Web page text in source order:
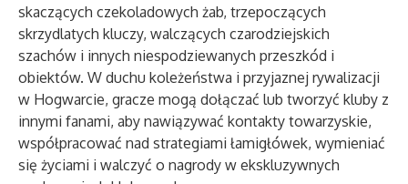
skaczących czekoladowych żab, trzepoczących
skrzydlatych kluczy, walczących czarodziejskich
szachów i innych niespodziewanych przeszkód i
obiektów. W duchu koleżeństwa i przyjaznej rywalizacji
w Hogwarcie, gracze mogą dołączać lub tworzyć kluby z
innymi fanami, aby nawiązywać kontakty towarzyskie,
współpracować nad strategiami łamigłówek, wymieniać
się życiami i walczyć o nagrody w ekskluzywnych